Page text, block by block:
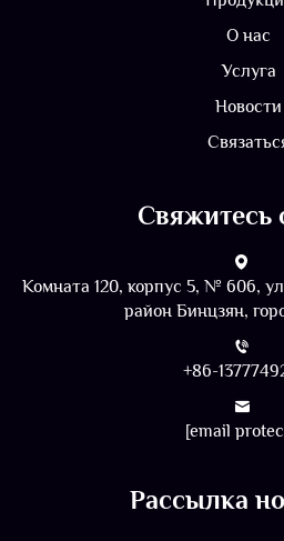
О нас
Услуга
Новости
Свяжитесь
Комната 120, корпус 5, № 606,
район Бинцзян,
+86-
[email
Рассылка